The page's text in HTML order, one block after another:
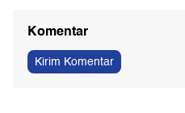
Komentar
Kirim Komentar